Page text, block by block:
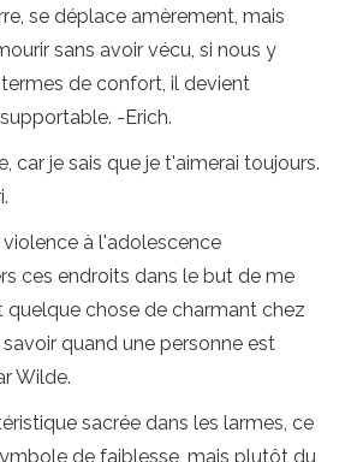
se déplace amèrement, mais
sans avoir vécu, si nous y
de confort, il devient
-Erich.
car je sais que je t'aimerai toujours.
violence à l'adolescence
ces endroits dans le but de me
quelque chose de charmant chez
quand une personne est
Wilde.
sacrée dans les larmes, ce
de faiblesse, mais plutôt du